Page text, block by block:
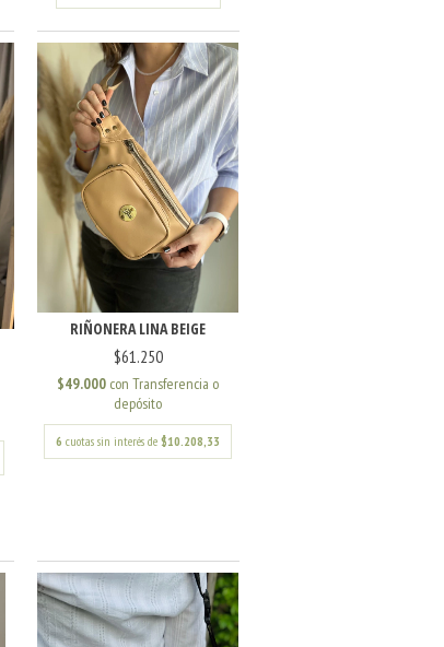
RIÑONERA LINA BEIGE
$61.250
$49.000 con Transferencia o
depósito
6 cuotas sin interés de$10.208,33